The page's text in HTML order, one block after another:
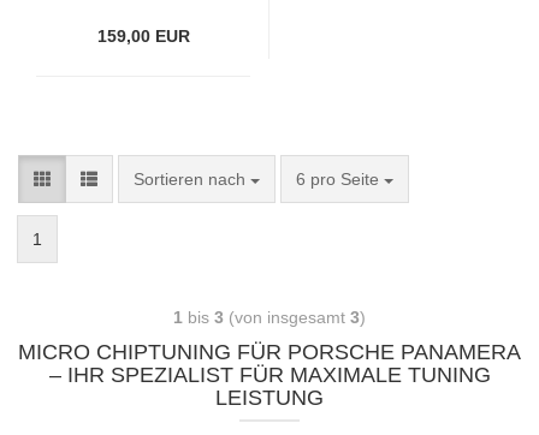
159,00 EUR
Sortieren nach 6 pro Seite
1
1 bis 3 (von insgesamt 3)
MICRO CHIPTUNING FÜR PORSCHE PANAMERA
– IHR SPEZIALIST FÜR MAXIMALE TUNING
LEISTUNG